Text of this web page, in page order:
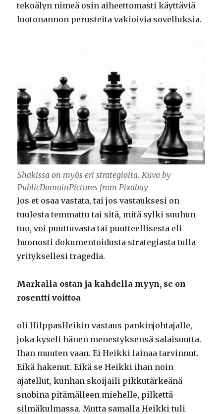
tekoälyn nimeä osin aiheettomasti käyttäviä
luotonannon perusteita vakioivia sovelluksia.
Shakissa on myös eri strategioita. Kuva by
PublicDomainPictures from Pixabay
Jos et osaa vastata, tai jos vastauksesi on
tuulesta temmattu tai sitä, mitä sylki suuhun
tuo, voi puuttuvasta tai puutteellisesta eli
huonosti dokumentoidusta strategiasta tulla
yrityksellesi tragedia.
Markalla ostan ja kahdella myyn, se on
rosentti voittoa
oli HilppasHeikin vastaus pankinjohtajalle,
joka kyseli hänen menestyksensä salaisuutta.
Ihan muuten vaan. Ei Heikki lainaa tarvinnut.
Eikä hakenut. Eikä se Heikki ihan noin
ajatellut, kunhan skoijaili pikkutärkeänä
snobina pitämälleen miehelle, pilkettä
silmäkulmassa. Mutta samalla Heikki tuli